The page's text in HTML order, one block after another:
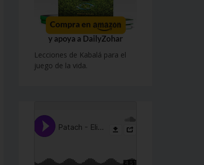
Lecciones de Kabalá para el
juego de la vida.